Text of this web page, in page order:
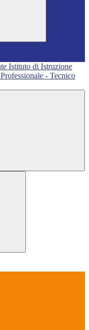
Istituto di Istruzione
Professionale - Tecnico